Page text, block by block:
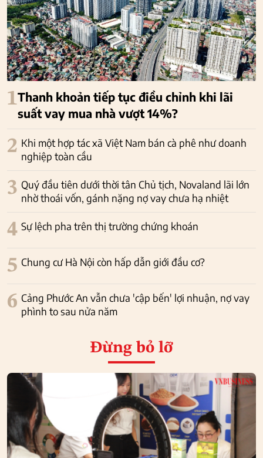
1Thanh khoản tiếp tục điều chỉnh khi lãi
suất vay mua nhà vượt 14%?
2 Khi một hợp tác xã Việt Nam bán cà phê như doanh
nghiệp toàn cầu
3 Quý đầu tiên dưới thời tân Chủ tịch, Novaland lãi lớn
nhờ thoái vốn, gánh nặng nợ vay chưa hạ nhiệt
4 Sự lệch pha trên thị trường chứng khoán
5 Chung cư Hà Nội còn hấp dẫn giới đầu cơ?
6 Cảng Phước An vẫn chưa 'cập bến' lợi nhuận, nợ vay
phình to sau nửa năm
Đừng bỏ lỡ